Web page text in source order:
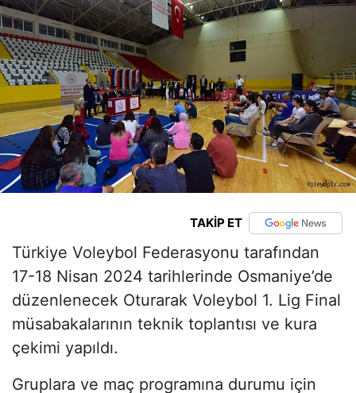
TAKİP ET
Türkiye Voleybol Federasyonu tarafından
17-18 Nisan 2024 tarihlerinde Osmaniye’de
düzenlenecek Oturarak Voleybol 1. Lig Final
müsabakalarının teknik toplantısı ve kura
çekimi yapıldı.
Gruplara ve maç programına durumu için